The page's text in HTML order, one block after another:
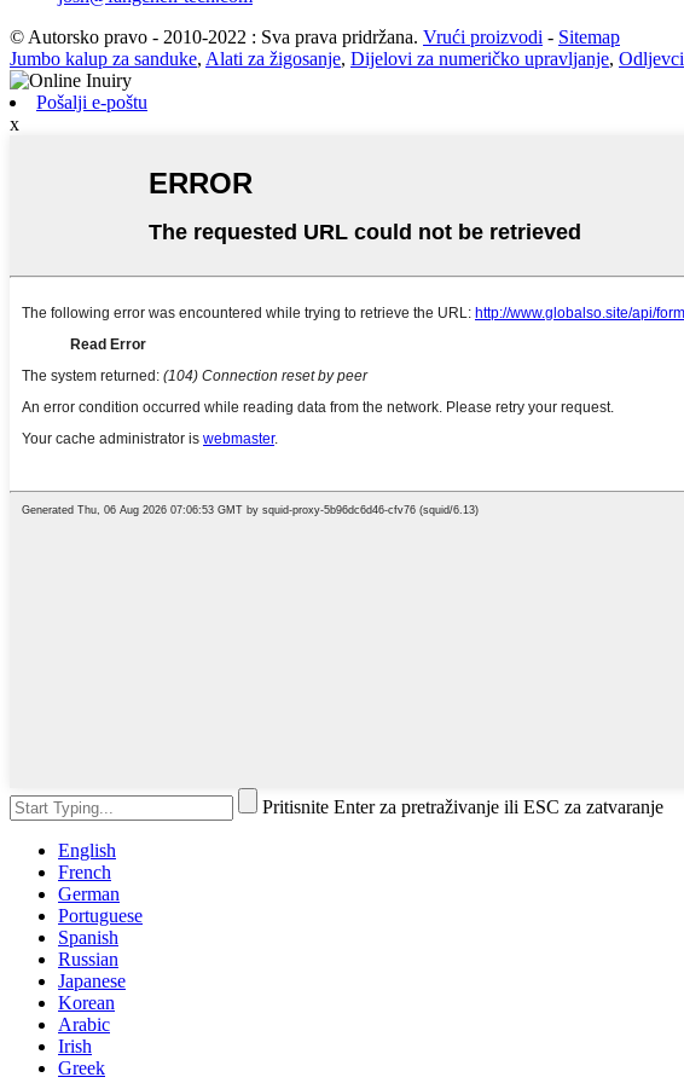
© Autorsko pravo - 2010-2022 : Sva prava pridržana. Vrući proizvodi - Sitemap
Jumbo kalup za sanduke, Alati za žigosanje, Dijelovi za numeričko upravljanje, Odljevci
Pošalji e-poštu
x
Pritisnite Enter za pretraživanje ili ESC za zatvaranje
English
French
German
Portuguese
Spanish
Russian
Japanese
Korean
Arabic
Irish
Greek